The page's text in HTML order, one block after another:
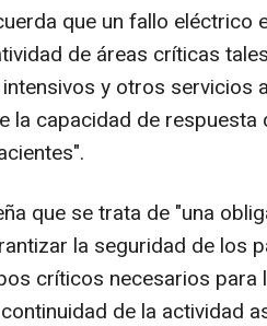
que un fallo eléctrico
de áreas críticas
y otros servicios
la capacidad de respuesta
que se trata de "una
la seguridad de los
críticos necesarios para
de la actividad